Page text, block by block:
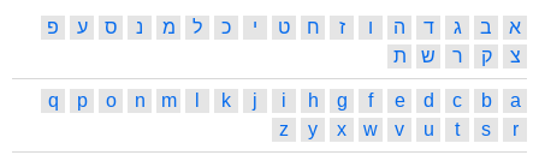
א ב ג ד ה ו ז ח ט י כ ל מ נ ס ע
פ
צ
ק ר ש ת
a
b
c
d
e
f
g
h
i
j
k
m
n
o
p
q
r
s
t
u
v
w
x
y
z